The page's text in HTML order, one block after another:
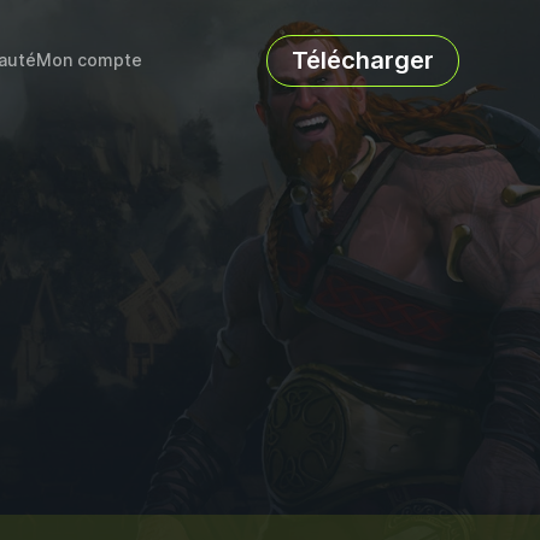
Mon compte Télécharger